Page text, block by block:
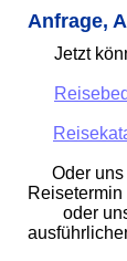
Anfrage,
Jetzt
Oder
Reisetermin
oder uns